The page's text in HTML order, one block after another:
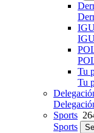
Tu
Tu
Sports
Sports